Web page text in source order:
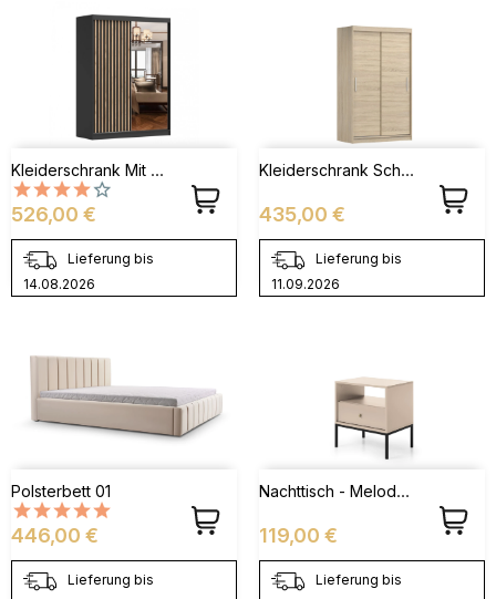
Kleiderschrank Mit Spiegel - LABI C1
Preis
526,00 €
Lieferung bis
14.08.2026
Kleiderschrank Schwebetürenschrank NOAH 04 - 120
Preis
435,00 €
Lieferung bis
11.09.2026
Polsterbett 01
Preis
446,00 €
Lieferung bis
Nachttisch - Melody MS54
Preis
119,00 €
Lieferung bis